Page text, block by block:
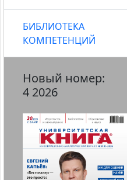
БИБЛИОТЕКА
КОМПЕТЕНЦИЙ
Новый номер:
4 2026